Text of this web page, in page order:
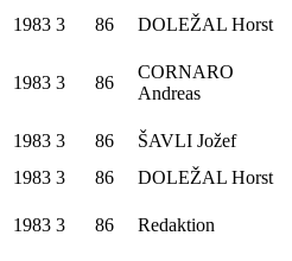
1983 3 86 DOLEŽAL Horst
1983 3 86
CORNARO
Andreas
1983 3 86 ŠAVLI Jožef
1983 3 86 DOLEŽAL Horst
1983 3 86 Redaktion